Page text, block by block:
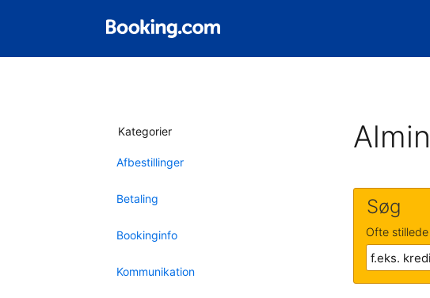
Kategorier
Afbestillinger
Betaling
Bookinginfo
Kommunikation
Søg
Ofte